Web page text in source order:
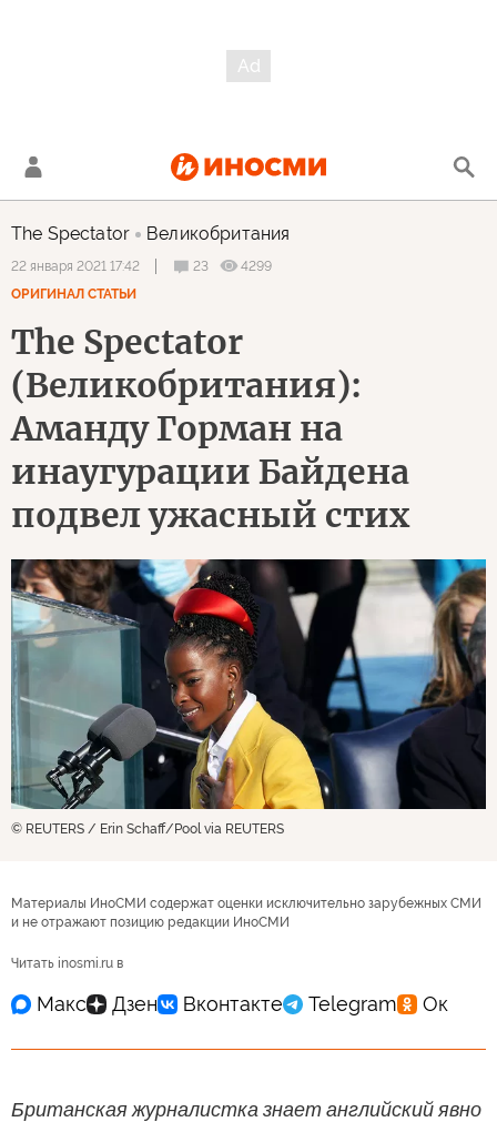
The Spectator Великобритания
22 января 2021 17:42 23
4299
ОРИГИНАЛ СТАТЬИ
The Spectator
(Великобритания):
Аманду Горман на
инаугурации Байдена
подвел ужасный стих
© REUTERS / Erin Schaff/Pool via REUTERS
Материалы ИноСМИ содержат оценки исключительно зарубежных СМИ
и не отражают позицию редакции ИноСМИ
Читать inosmi.ru в
Британская журналистка знает английский явно